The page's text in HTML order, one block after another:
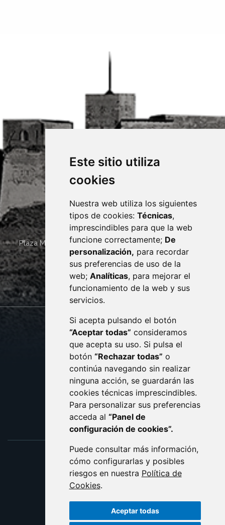
Este sitio utiliza
cookies
Nuestra web utiliza los siguientes
tipos de cookies: Técnicas,
imprescindibles para que la web
funcione correctamente; De
personalización, para recordar
sus preferencias de uso de la
web; Analíticas, para mejorar el
funcionamiento de la web y sus
servicios.
Si acepta pulsando el botón
“Aceptar todas” consideramos
que acepta su uso. Si pulsa el
botón “Rechazar todas” o
continúa navegando sin realizar
ninguna acción, se guardarán las
cookies técnicas imprescindibles.
Para personalizar sus preferencias
acceda al “Panel de
configuración de cookies”.
Puede consultar más información,
cómo configurarlas y posibles
riesgos en nuestra Política de
Cookies.
Aceptar todas
Plaza Mayor 4 22400 MONZÓN - ARAGÓN (ESPAÑA)
· (34) 974 400 700 ·
sac@monzon.es
monzon.es
CONTACTO
AVISO LEGAL
PROTECCIÓN DE DATOS
POLÍTICA DE COOKIES
ACCESIBILIDAD
ENLACE EXTERNO AL